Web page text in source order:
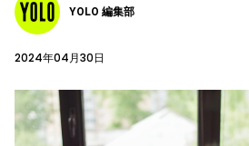
YOLO 編集部
2024年04月30日